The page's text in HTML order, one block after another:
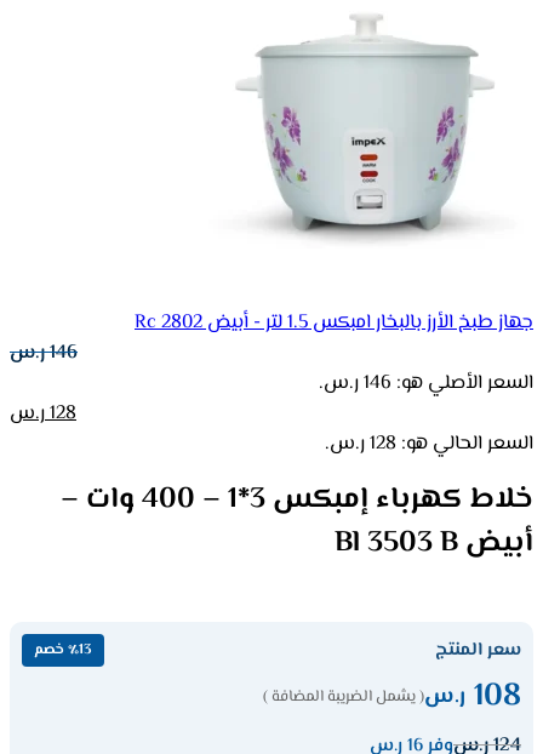
جهاز طبخ الأرز بالبخار امبكس 1.5 لتر - أبيض Rc 2802
146ر.س
السعر الأصلي هو: 146 ر.س.
128ر.س
السعر الحالي هو: 128 ر.س.
خلاط كهرباء إمبكس 3*1 – 400 وات –
أبيض Bl 3503 B
سعر المنتج ٪13 خصم
108 ر.س( يشمل الضريبة المضافة )
124ر.سوفر 16 ر.س